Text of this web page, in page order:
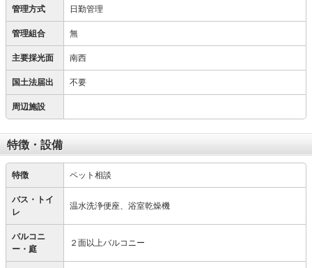
管理方式 日勤管理
管理組合 無
主要採光面 南西
国土法届出 不要
周辺施設
特徴・設備
特徴 ペット相談
バス・トイ
レ
温水洗浄便座、浴室乾燥機
バルコニ
ー・庭
２面以上バルコニー